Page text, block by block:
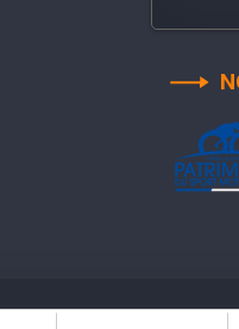
le site mais ne pourrait en être